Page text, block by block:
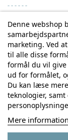
Min konto
Vi deler
Denne webshop
marketing. Ved
til alle disse
formål du vil give
ud for formålet,
Du kan læse
teknologier,
Mere information